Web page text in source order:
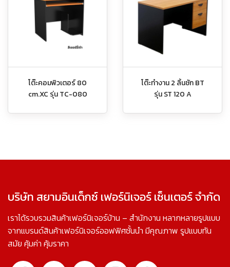
โต๊ะคอมพิวเตอร์ 80
cm.XC รุ่น TC-080
โต๊ะทำงาน 2 ลิ้นชัก BT
รุ่น ST 120 A
บริษัท สยามอินเด็กซ์ เฟอร์นิเจอร์ เซ็นเตอร์ จำกัด
เราได้รวบรวมสินค้าเฟอร์นิเจอร์บ้าน – สำนักงาน หลากหลายรูปแบบ
จากแบรนด์สินค้าเฟอร์นิเจอร์ออฟฟิศชั้นนำ มีคุณภาพ รูปแบบทัน
สมัย คุ้มค่า คุ้มราคา